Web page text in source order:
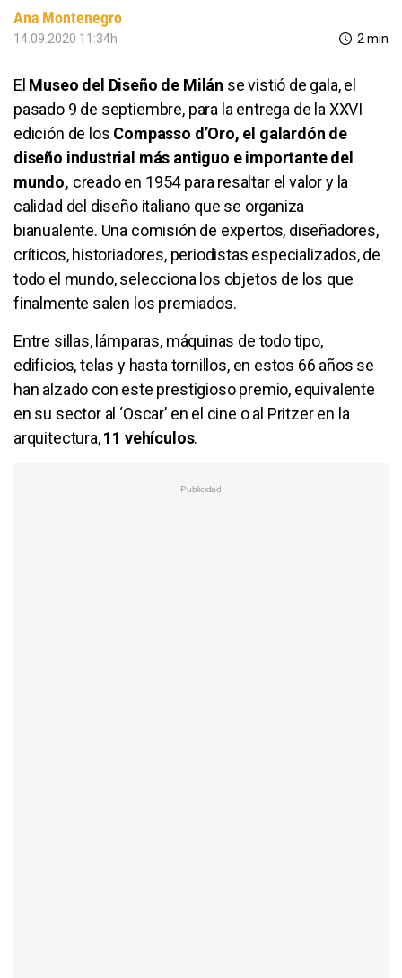
Ana Montenegro
14.09.2020 11:34h 2 min
El Museo del Diseño de Milán se vistió de gala, el
pasado 9 de septiembre, para la entrega de la XXVI
edición de los Compasso d’Oro, el galardón de
diseño industrial más antiguo e importante del
mundo, creado en 1954 para resaltar el valor y la
calidad del diseño italiano que se organiza
bianualente. Una comisión de expertos, diseñadores,
críticos, historiadores, periodistas especializados, de
todo el mundo, selecciona los objetos de los que
finalmente salen los premiados.
Entre sillas, lámparas, máquinas de todo tipo,
edificios, telas y hasta tornillos, en estos 66 años se
han alzado con este prestigioso premio, equivalente
en su sector al ‘Oscar’ en el cine o al Pritzer en la
arquitectura,11 vehículos.